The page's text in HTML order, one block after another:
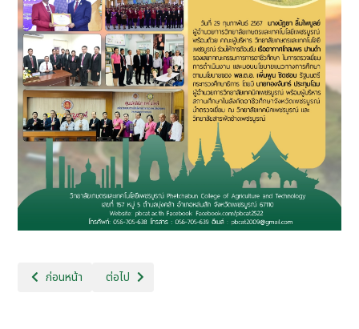
เนื้อหาก่อนหน้า: 11. ประกาศรายชื่อผู้ผ่านการเลือกสรรบุคคลเพื่อจัดจ้างเป็น
ก่อนหน้า เนื้อหาถัดไป: 9.ประกาศการปิด ภาคเรียนที่ 2 ปีการศึกษา
ต่อไป